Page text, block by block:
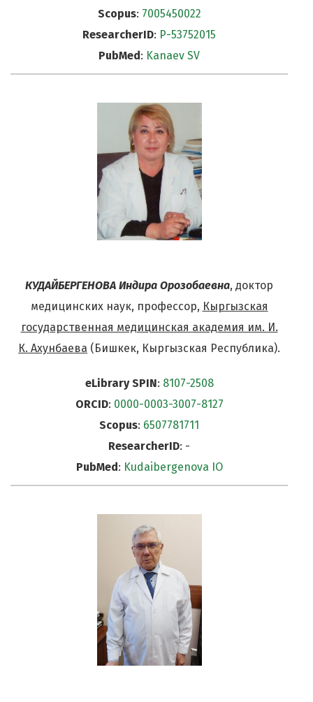
Scopus: 7005450022
ResearcherID: Р-53752015
PubMed: Kanaev SV
КУДАЙБЕРГЕНОВА Индира Орозобаевна, доктор
медицинских наук, профессор, Кыргызская
государственная медицинская академия им. И.
К. Ахунбаева (Бишкек, Кыргызская Республика).
eLibrary SPIN: 8107-2508
ORCID: 0000-0003-3007-8127
Scopus: 6507781711
ResearcherID: -
PubMed: Kudaibergenova IO